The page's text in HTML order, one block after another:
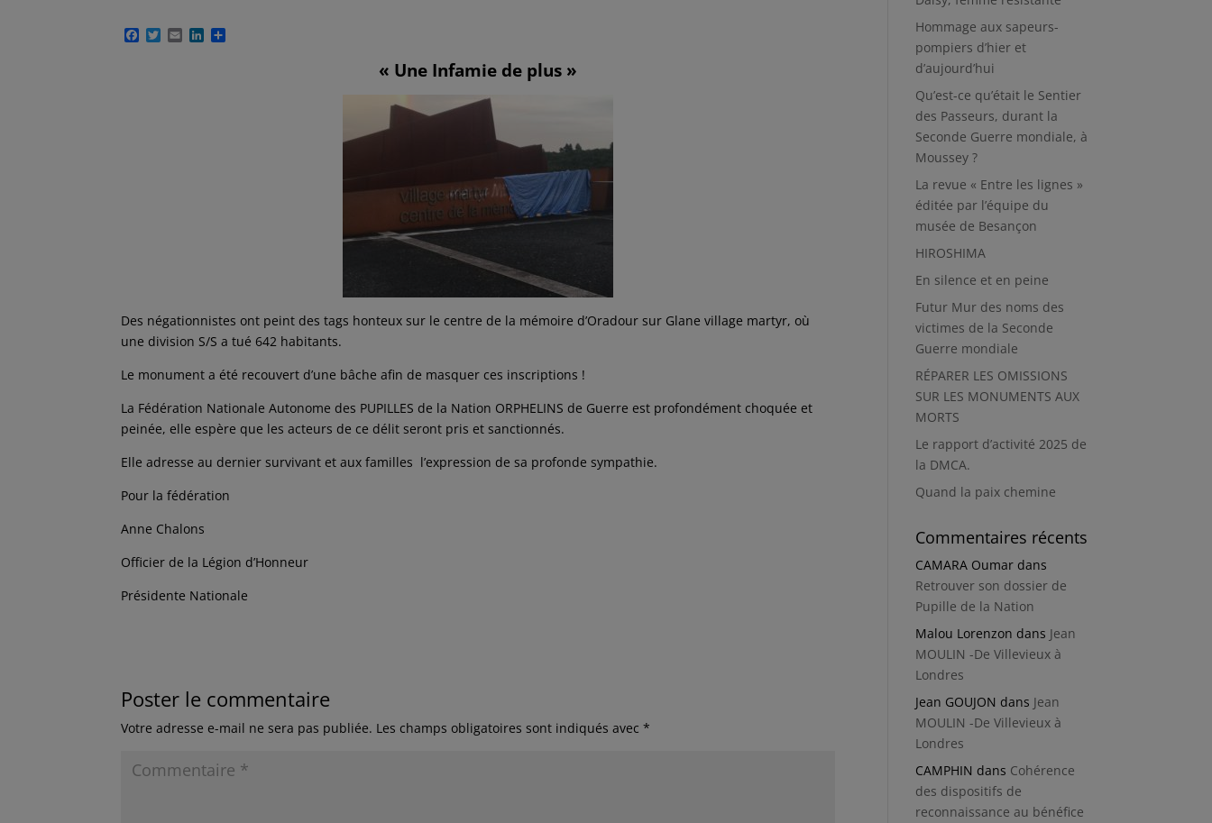
F T E L
« Une Infamie de plus »
Des négationnistes ont peint des tags honteux sur le centre de la mémoire d’Oradour sur Glane village martyr, où
une division S/S a tué 642 habitants.
Le monument a été recouvert d’une bâche afin de masquer ces inscriptions !
La Fédération Nationale Autonome des PUPILLES de la Nation ORPHELINS de Guerre est profondément choquée et
peinée, elle espère que les acteurs de ce délit seront pris et sanctionnés.
Elle adresse au dernier survivant et aux familles l’expression de sa profonde sympathie.
Pour la fédération
Anne Chalons
Officier de la Légion d’Honneur
Présidente Nationale
Poster le commentaire
Votre adresse e-mail ne sera pas publiée. Les champs obligatoires sont indiqués avec*
Hommage aux sapeurs-
pompiers d’hier et
d’aujourd’hui
Qu’est-ce qu’était le Sentier
des Passeurs, durant la
Seconde Guerre mondiale, à
Moussey ?
La revue « Entre les lignes »
éditée par l’équipe du
musée de Besançon
HIROSHIMA
En silence et en peine
Futur Mur des noms des
victimes de la Seconde
Guerre mondiale
RÉPARER LES OMISSIONS
SUR LES MONUMENTS AUX
MORTS
Le rapport d’activité 2025 de
la DMCA.
Quand la paix chemine
Commentaires récents
CAMARA Oumar dans
Retrouver son dossier de
Pupille de la Nation
Malou Lorenzon dans Jean
MOULIN -De Villevieux à
Londres
Jean GOUJON dans Jean
MOULIN -De Villevieux à
Londres
CAMPHIN dans Cohérence
des dispositifs de
reconnaissance au bénéfice